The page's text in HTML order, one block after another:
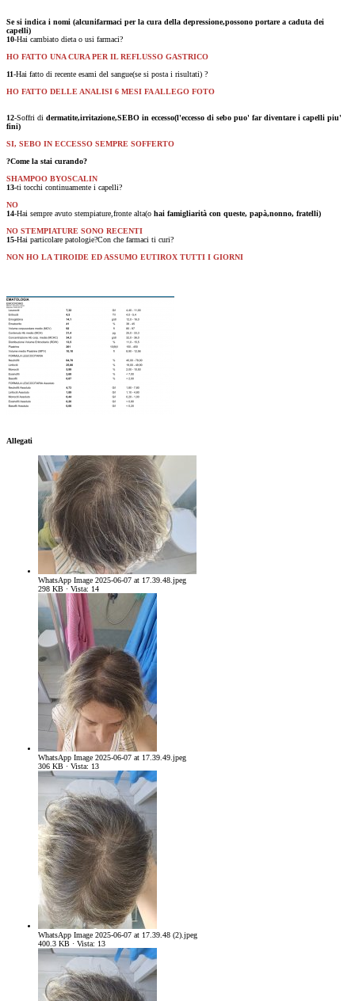
Se si indica i nomi (alcunifarmaci per la cura della depressione,possono portare a caduta dei
capelli)
10-Hai cambiato dieta o usi farmaci?
HO FATTO UNA CURA PER IL REFLUSSO GASTRICO
11-Hai fatto di recente esami del sangue(se si posta i risultati) ?
HO FATTO DELLE ANALISI 6 MESI FA ALLEGO FOTO
12-Soffri di dermatite,irritazione,SEBO in eccesso(l'eccesso di sebo puo' far diventare i capelli piu'
fini)
SI, SEBO IN ECCESSO SEMPRE SOFFERTO
?Come la stai curando?
SHAMPOO BYOSCALIN
13-ti tocchi continuamente i capelli?
NO
14-Hai sempre avuto stempiature,fronte alta(o hai famigliarità con queste, papà,nonno, fratelli)
NO STEMPIATURE SONO RECENTI
15-Hai particolare patologie?Con che farmaci ti curi?
NON HO LA TIROIDE ED ASSUMO EUTIROX TUTTI I GIORNI
Allegati
WhatsApp Image 2025-06-07 at 17.39.48.jpeg
298 KB · Vista: 14
WhatsApp Image 2025-06-07 at 17.39.49.jpeg
306 KB · Vista: 13
WhatsApp Image 2025-06-07 at 17.39.48 (2).jpeg
400.3 KB · Vista: 13